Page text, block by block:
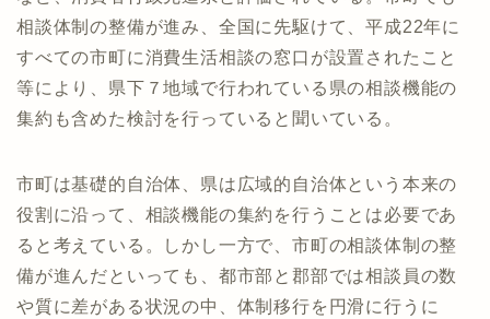
相談体制の整備が進み、全国に先駆けて、平成22年に
すべての市町に消費生活相談の窓口が設置されたこと
等により、県下７地域で行われている県の相談機能の
集約も含めた検討を行っていると聞いている。
市町は基礎的自治体、県は広域的自治体という本来の
役割に沿って、相談機能の集約を行うことは必要であ
ると考えている。しかし一方で、市町の相談体制の整
備が進んだといっても、都市部と郡部では相談員の数
や質に差がある状況の中、体制移行を円滑に行うに